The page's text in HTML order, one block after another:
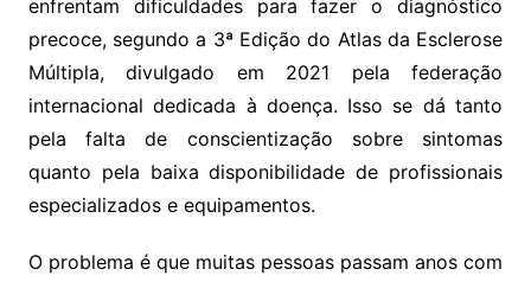
enfrentam dificuldades para fazer o diagnóstico
precoce, segundo a 3ª Edição do Atlas da Esclerose
Múltipla, divulgado em 2021 pela federação
internacional dedicada à doença. Isso se dá tanto
pela falta de conscientização sobre sintomas
quanto pela baixa disponibilidade de profissionais
especializados e equipamentos.
O problema é que muitas pessoas passam anos com